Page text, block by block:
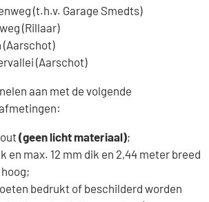
(t.h.v. Garage Smedts)
(Rillaar)
(Aarschot)
(Aarschot)
aan met de volgende
(geen licht materiaal);
en max. 12 mm dik en 2,44 meter breed
bedrukt of beschilderd worden